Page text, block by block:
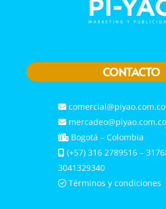
CONTACTO
comercial@piyao.com.co
mercadeo@piyao.com.co
Bogotá – Colombia
(+57) 316 2789516 –
3041329340
Términos y condiciones